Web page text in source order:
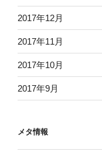
2017年12月
2017年11月
2017年10月
2017年9月
メタ情報